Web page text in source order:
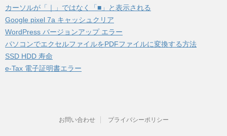
カーソルが「｜」ではなく「■」と表示される
Google pixel 7a キャッシュクリア
WordPress バージョンアップ エラー
パソコンでエクセルファイルをPDFファイルに変換する方法
SSD HDD 寿命
e-Tax 電子証明書エラー
お問い合わせ プライバシーポリシー